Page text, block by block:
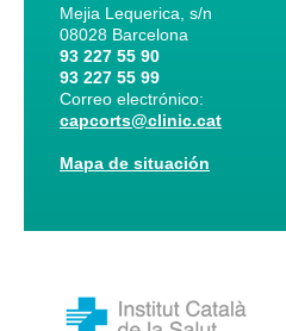
Mejia Lequerica, s/n
08028 Barcelona
93 227 55 90
93 227 55 99
Correo electrónico:
capcorts@clinic.cat
Mapa de situación